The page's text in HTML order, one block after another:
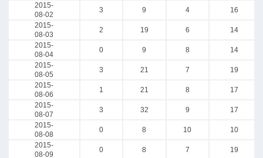
2015-
08-02
3 9 4
16
2015-
08-03
2 19 6
14
2015-
08-04
0 9 8
14
2015-
08-05
3 21 7
19
2015-
08-06
1 21 8
17
2015-
08-07
3 32 9
17
2015-
08-08
0 8 10
10
2015-
08-09
0 8 7
19